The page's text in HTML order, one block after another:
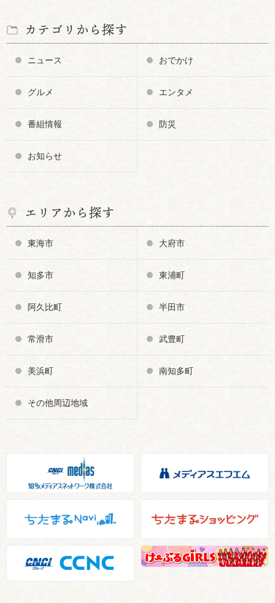
カテゴリから探す
ニュース おでかけ
グルメ エンタメ
番組情報 防災
お知らせ
エリアから探す
東海市 大府市
知多市 東浦町
阿久比町 半田市
常滑市 武豊町
美浜町 南知多町
その他周辺地域